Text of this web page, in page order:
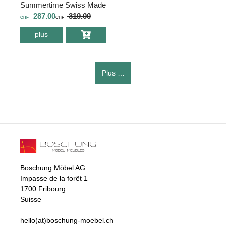
Summertime Swiss Made
CHF 287.00CHF 319.00
plus environ Table
haute en metal
Plus …
Boschung Möbel AG
Impasse de la forêt 1
1700 Fribourg
Suisse
hello(at)boschung-moebel.ch